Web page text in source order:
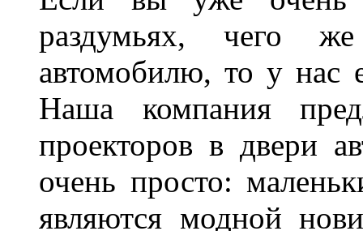
раздумьях, чего
автомобилю, то у нас
Наша компания
проекторов в двери
очень просто:
являются модной